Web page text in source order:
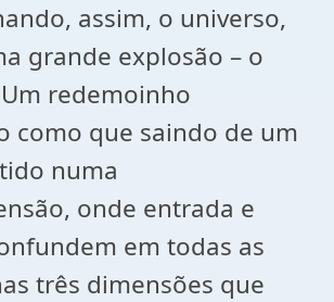
assim, o universo,
grande explosão – o
redemoinho
como que saindo de um
numa
onde entrada e
em todas as
três dimensões que